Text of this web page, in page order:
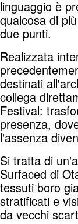
linguaggio è
qualcosa di
due punti.
Realizzata
destinati
collega
Festival:
presenza,
l'assenza
Si tratta di
Surfaced di
tessuti boro
stratificati e
da vecchi